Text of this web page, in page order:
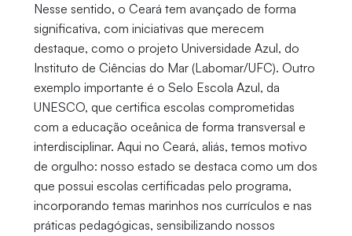
Nesse sentido, o Ceará tem avançado de forma
significativa, com iniciativas que merecem
destaque, como o projeto Universidade Azul, do
Instituto de Ciências do Mar (Labomar/UFC). Outro
exemplo importante é o Selo Escola Azul, da
UNESCO, que certifica escolas comprometidas
com a educação oceânica de forma transversal e
interdisciplinar. Aqui no Ceará, aliás, temos motivo
de orgulho: nosso estado se destaca como um dos
que possui escolas certificadas pelo programa,
incorporando temas marinhos nos currículos e nas
práticas pedagógicas, sensibilizando nossos